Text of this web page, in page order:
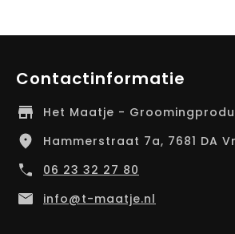
Contactinformatie
Het Maatje -
Hammerstraat 7a, 7681 DA
06 23 32 27 80
info@t-maatje.nl